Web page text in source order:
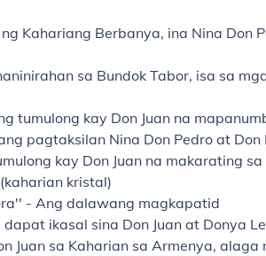
Kahariang Berbanya, ina Nina Don
sa Bundok Tabor, isa sa
tumulong kay Don Juan na
pagtaksilan Nina Don Pedro at Don
kay Don Juan na makarating sa
kristal)
- Ang dalawang magkapatid
ikasal sina Don Juan at Donya
Juan sa Kaharian sa Armenya, alaga